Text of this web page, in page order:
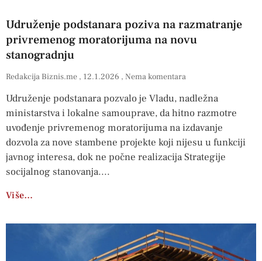
Udruženje podstanara poziva na razmatranje
privremenog moratorijuma na novu
stanogradnju
Redakcija Biznis.me 12.1.2026 Nema komentara
Udruženje podstanara pozvalo je Vladu, nadležna
ministarstva i lokalne samouprave, da hitno razmotre
uvođenje privremenog moratorijuma na izdavanje
dozvola za nove stambene projekte koji nijesu u funkciji
javnog interesa, dok ne počne realizacija Strategije
socijalnog stanovanja.
Više…